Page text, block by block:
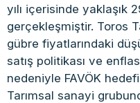
yılı içerisinde yaklaşık
gerçekleşmiştir. Toros
gübre fiyatlarındaki
satış politikası ve
nedeniyle FAVÖK
Tarımsal sanayi